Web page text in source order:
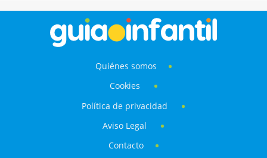
Quiénes somos
Cookies
Política de privacidad
Aviso Legal
Contacto